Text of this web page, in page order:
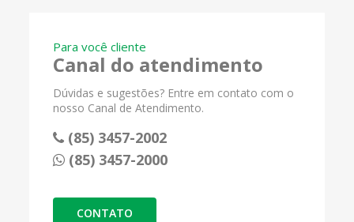
Para você cliente
Canal do atendimento
Dúvidas e sugestões? Entre em contato com o
nosso Canal de Atendimento.
(85) 3457-2002
(85) 3457-2000
CONTATO